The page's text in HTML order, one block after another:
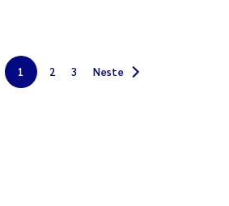
Hultman
1 2 3 Neste